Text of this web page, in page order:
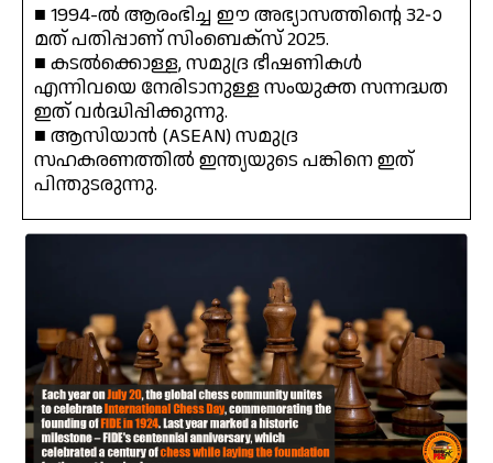
■ 1994-ൽ ആരംഭിച്ച ഈ അഭ്യാസത്തിൻ്റെ 32-ാ
മത് പതിപ്പാണ് സിംബെക്സ് 2025.
■ കടൽക്കൊള്ള, സമുദ്ര ഭീഷണികൾ
എന്നിവയെ നേരിടാനുള്ള സംയുക്ത സന്നദ്ധത
ഇത് വർദ്ധിപ്പിക്കുന്നു.
■ ആസിയാൻ (ASEAN) സമുദ്ര
സഹകരണത്തിൽ ഇന്ത്യയുടെ പങ്കിനെ ഇത്
പിന്തുടരുന്നു.